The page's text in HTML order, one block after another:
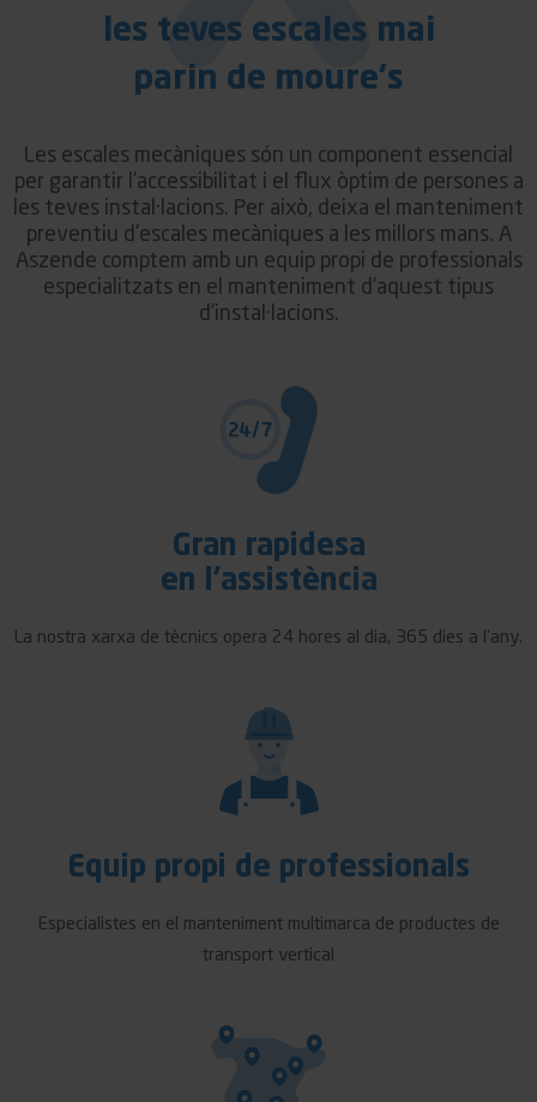
les teves escales mai
parin de moure's
Les escales mecàniques són un component essencial
per garantir l’accessibilitat i el flux òptim de persones a
les teves instal·lacions. Per això, deixa el manteniment
preventiu d’escales mecàniques a les millors mans. A
Aszende comptem amb un equip propi de professionals
especialitzats en el manteniment d’aquest tipus
d’instal·lacions.
Gran rapidesa
en l'assistència
La nostra xarxa de tècnics opera 24 hores al dia, 365 dies a l’any.
Equip propi de professionals
Especialistes en el manteniment multimarca de productes de
transport vertical